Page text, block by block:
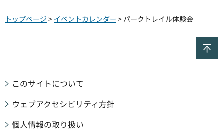
トップページ > イベントカレンダー > パークトレイル体験会
このサイトについて
ウェブアクセシビリティ方針
個人情報の取り扱い